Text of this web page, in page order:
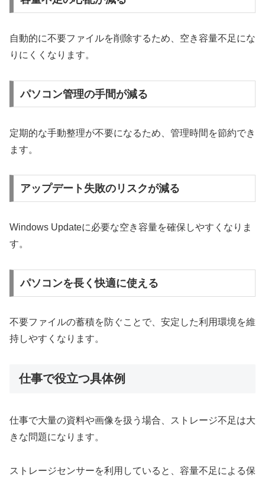
自動的に不要ファイルを削除するため、空き容量不足にな
りにくくなります。
パソコン管理の手間が減る
定期的な手動整理が不要になるため、管理時間を節約でき
ます。
アップデート失敗のリスクが減る
Windows Updateに必要な空き容量を確保しやすくなりま
す。
パソコンを長く快適に使える
不要ファイルの蓄積を防ぐことで、安定した利用環境を維
持しやすくなります。
仕事で役立つ具体例
仕事で大量の資料や画像を扱う場合、ストレージ不足は大
きな問題になります。
ストレージセンサーを利用していると、容量不足による保